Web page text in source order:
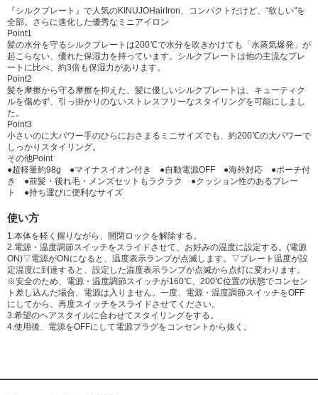
『シルクプレート』で人気のKINUJOHairIron、コンパクトだけど、“欲しい"を
全部。さらに進化した優秀なミニアイロン
Point1
髪の水分を守るシルクプレートは200℃で水分を吹きかけても「水蒸気爆発」が
起こらない、優れた保湿力を持っています。シルクプレートは他の主流なプレ
ートに比べ、約3倍も保湿力があります。
Point2
髪を摩擦から守る摩擦を抑えた、髪に優しいシルクプレートは、キューティク
ルを傷めず、引っ掛かりのないストレスフリーなスタイリングを可能にしまし
た。
Point3
小さいのに大パワー手のひらにおさまるミニサイズでも、約200℃の大パワーで
しっかりスタイリング。
その他Point
●超軽量約98g ●マイナスイオン付き ●自動電源OFF ●海外対応 ●ポーチ付
き ●前髪・後れ毛・メンズセットもラクラク ●クッション性のあるプレー
ト ●持ち運びに便利なサイズ
使い方
1.本体を軽く握りながら、開閉ロックを解除する。
2.電源・温度調節スイッチをスライドさせて、お好みの温度に設定する。(電源
ON)▽電源がONになると、温度表示ランプが点滅します。▽プレート温度が設
定温度に到達すると、設定した温度表示ランプが点滅から点灯に変わります。
※安全のため、電源・温度調節スイッチが160℃、200℃位置の状態でコンセン
ト差し込んだ場合、電源は入りません。一度、電源・温度調節スイッチをOFF
にしてから、再度スイッチをスライドさせてください。
3.希望のヘアスタイルに合わせてスタイリングをする。
4.使用後、電源をOFFにして電源プラグをコンセントから抜く。